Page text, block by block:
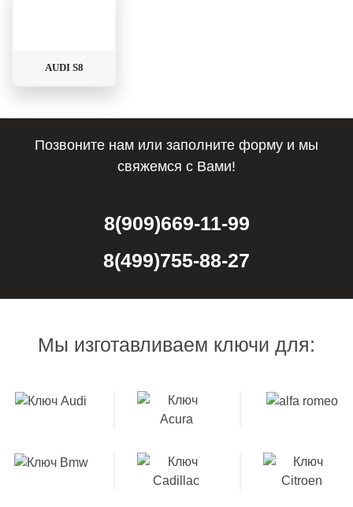
AUDI S8
Позвоните нам или заполните форму и мы
свяжемся с Вами!
8(909)669-11-99
8(499)755-88-27
Мы изготавливаем ключи для: